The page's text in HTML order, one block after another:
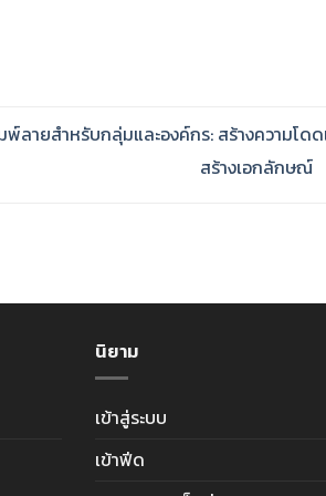
พ์ลายสำหรับกลุ่มและองค์กร: สร้างความโด
สร้างเอกลักษณ์
นิยาม
เข้าสู่ระบบ
เข้าฟีด